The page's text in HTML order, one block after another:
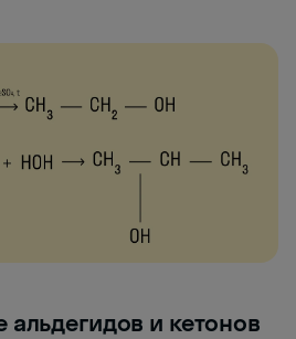
альдегидов и кетонов